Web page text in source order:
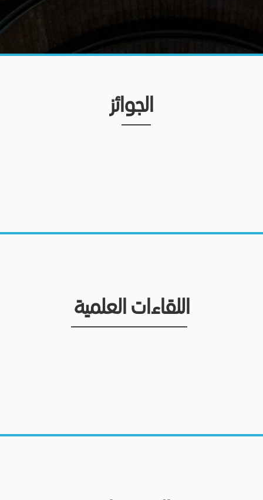
الجوائز
اللقاءات العلمية